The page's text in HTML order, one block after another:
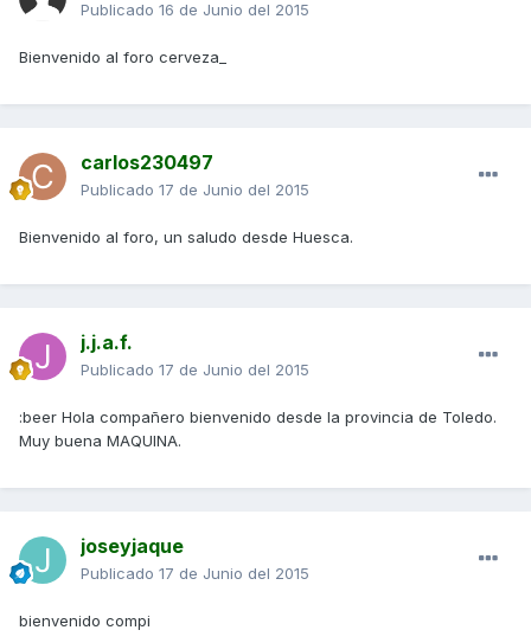
Publicado 16 de Junio del 2015
Bienvenido al foro cerveza_
carlos230497
Publicado 17 de Junio del 2015
Bienvenido al foro, un saludo desde Huesca.
j.j.a.f.
Publicado 17 de Junio del 2015
:beer Hola compañero bienvenido desde la provincia de Toledo.
Muy buena MAQUINA.
joseyjaque
Publicado 17 de Junio del 2015
bienvenido compi